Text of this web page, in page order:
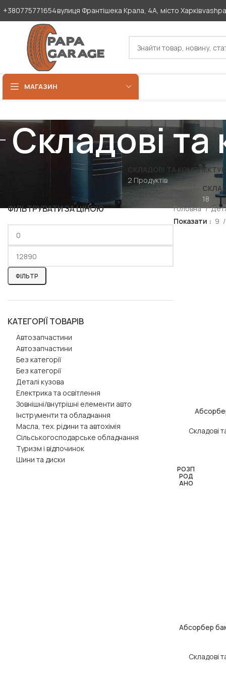
+380775771654вулиця Франтішека Крала, 4А, місто Харків
МАГАЗИН
Складові
СКЛАДОВІ ТА
2 Продуктів
18
ФІЛЬТРУВАТИ ЗА ЦІНОЮ
ФІЛЬТР
КАТЕГОРІЇ ТОВАРІВ
Автозапчастини
Автозапчастини
Без категорії
Без категорії
Деталі кузова
Електрика та освітлення
Зовнішні/внутрішні елементи авто
Інструменти та обладнання
Масла, тех. рідини та автохімія
Сільськогосподарське обладнання
Туризм і відпочинок
Шини та диски
Головна
Показати
9
ДОДАТИ В
Складові
РОЗП
РОД
АНО
ЧИТАТИ ДАЛІ
Абсорбер
Складові